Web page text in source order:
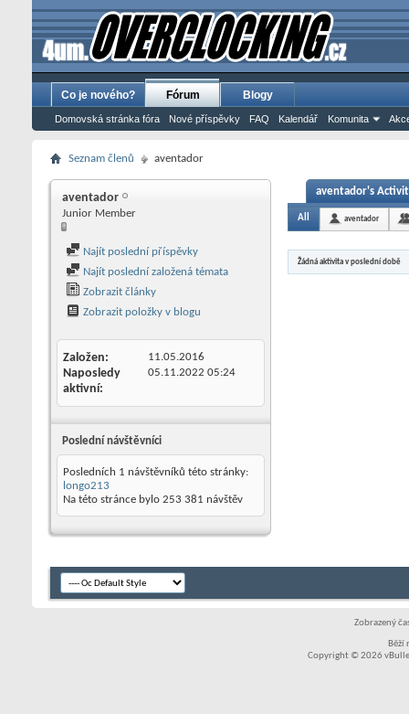
Co je nového? Fórum
Domovská stránka fóra Nové příspěvky FAQ Kalendář Komunita
Blogy
Seznam členů aventador
aventador
Junior Member
Najít poslední příspěvky
Najít poslední založená témata
Zobrazit články
Zobrazit položky v blogu
Založen 11.05.2016
Naposledy
aktivní
05.11.2022 05:24
Poslední návštěvníci
Posledních 1 návštěvníků této stránky:
longo213
Na této stránce bylo 253 381 návštěv
aventador's
All aventador
Žádná aktivita v poslední době
Zobrazený
Běží
Copyright © 2026